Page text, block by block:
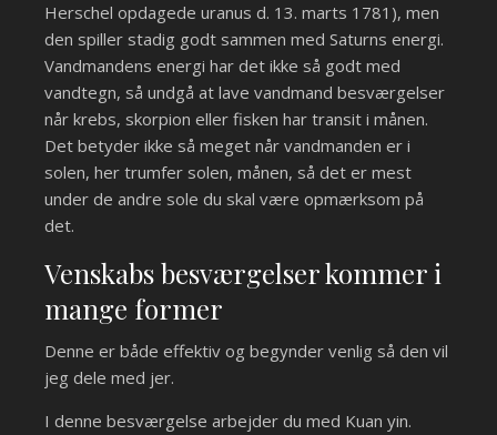
Herschel opdagede uranus d. 13. marts 1781), men
den spiller stadig godt sammen med Saturns energi.
Vandmandens energi har det ikke så godt med
vandtegn, så undgå at lave vandmand besværgelser
når krebs, skorpion eller fisken har transit i månen.
Det betyder ikke så meget når vandmanden er i
solen, her trumfer solen, månen, så det er mest
under de andre sole du skal være opmærksom på
det.
Venskabs besværgelser kommer i
mange former
Denne er både effektiv og begynder venlig så den vil
jeg dele med jer.
I denne besværgelse arbejder du med Kuan yin.